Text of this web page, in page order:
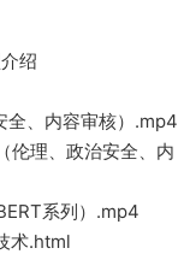
绍
全、内容审核）.mp4
伦理、政治安全、内
系列）.mp4
术.html